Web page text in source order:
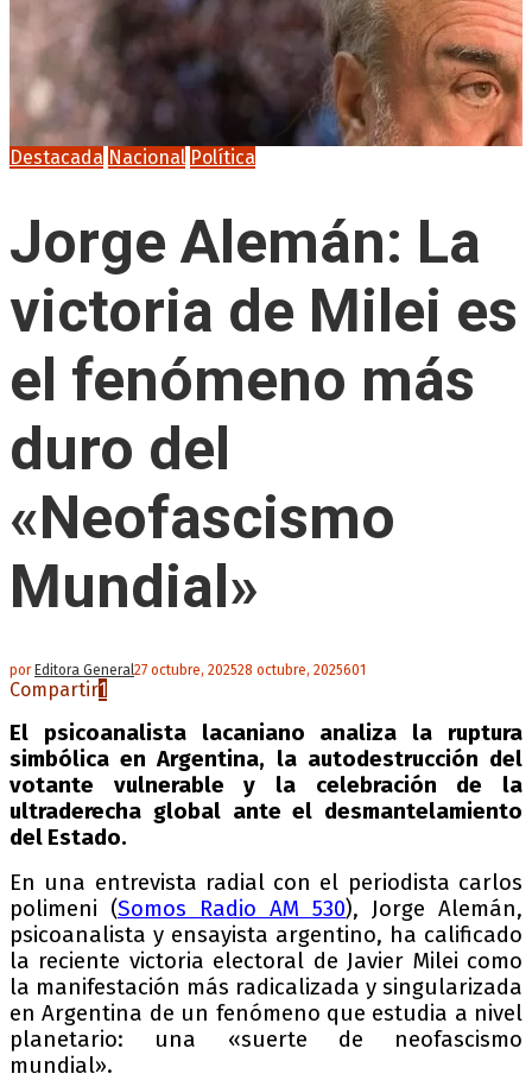
Destacada Nacional Política
Jorge Alemán: La
victoria de Milei es
el fenómeno más
duro del
«Neofascismo
Mundial»
porEditora General27 octubre, 202528 octubre, 2025601
Compartir1
El psicoanalista lacaniano analiza la ruptura
simbólica en Argentina, la autodestrucción del
votante vulnerable y la celebración de la
ultraderecha global ante el desmantelamiento
del Estado.
En una entrevista radial con el periodista carlos
polimeni (Somos Radio AM 530), Jorge Alemán,
psicoanalista y ensayista argentino, ha calificado
la reciente victoria electoral de Javier Milei como
la manifestación más radicalizada y singularizada
en Argentina de un fenómeno que estudia a nivel
planetario: una «suerte de neofascismo
mundial».